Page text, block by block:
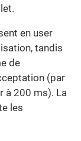
en user
tandis
de
(par
à 200 ms). La
les